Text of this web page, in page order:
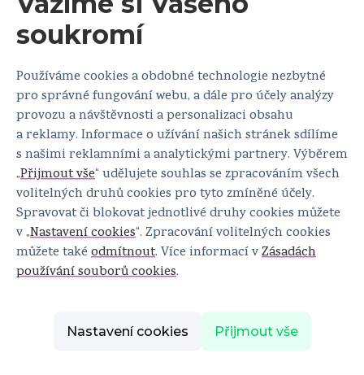
Návrat k pohybu
Během tří týdnů už Tereza chodila i na procházky.
byl vlastně celý můj život. Bez problémů jsem běhala
pětadvacet kilometrů, čtyři hodiny jsem jezdila na kole,
také jsem závodila. Ale pak na vozíku byly pro mě hory
a lesní cesty úplné tabu. Na protézách to ze začátku moc
nešlo, ale k většině sportů jsem se vrátila. Chodím po lese
skoro každý den, když to jde. Zkoušela jsem běhat, to
popravdě moc nejde, asi to bude chtít víc času a trénování.
Také jsem začala hrát golf – to je úplně nový sport, který
jsem dříve nedělala, ale musím říct, že mě hodně chytil.
Byla jsem i na lezecké stěně a lyžovat v Itálii.“
Terezin táta zase jezdí na snowboardu a na běžkách.
„Možná jsem trošku opatrnější a nedělám už takové blbosti
soukromí
Používáme cookies a obdobné technologie nezbytné
pro správné fungování webu, a dále pro účely analýzy
provozu a návštěvnosti a personalizaci obsahu
a reklamy. Informace o užívání našich stránek sdílíme
s našimi reklamními a analytickými partnery. Výběrem
„Přijmout vše“ udělujete souhlas se zpracováním všech
volitelných druhů cookies pro tyto zmíněné účely.
Spravovat či blokovat jednotlivé druhy cookies můžete
v „Nastavení cookies“. Zpracování volitelných cookies
můžete také odmítnout. Více informací vZásadách
používání souborů cookies.
Nastavení cookies Přijmout vše